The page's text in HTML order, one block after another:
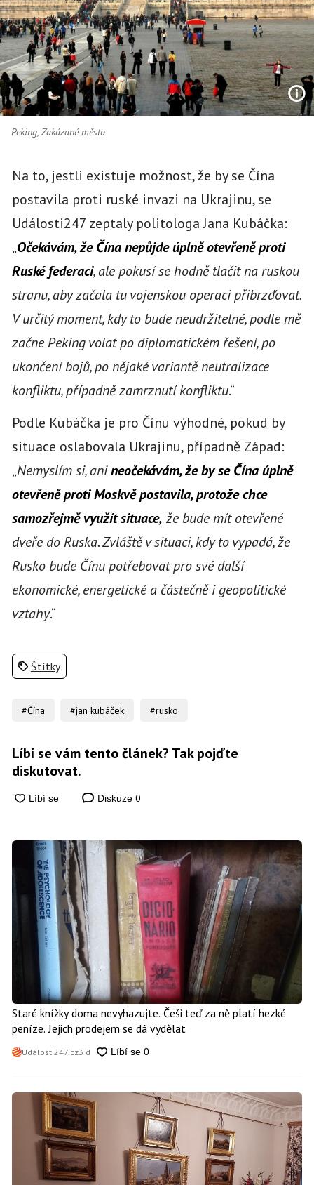
Peking, Zakázané město
Na to, jestli existuje možnost, že by se Čína
postavila proti ruské invazi na Ukrajinu, se
Události247 zeptaly politologa Jana Kubáčka:
„Očekávám, že Čína nepůjde úplně otevřeně proti
Ruské federaci, ale pokusí se hodně tlačit na ruskou
stranu, aby začala tu vojenskou operaci přibrzďovat.
V určitý moment, kdy to bude neudržitelné, podle mě
začne Peking volat po diplomatickém řešení, po
ukončení bojů, po nějaké variantě neutralizace
konfliktu, případně zamrznutí konfliktu.“
Podle Kubáčka je pro Čínu výhodné, pokud by
situace oslabovala Ukrajinu, případně Západ:
„Nemyslím si, anineočekávám, že by se Čína úplně
otevřeně proti Moskvě postavila, protože chce
samozřejmě využít situace, že bude mít otevřené
dveře do Ruska. Zvláště v situaci, kdy to vypadá, že
Rusko bude Čínu potřebovat pro své další
ekonomické, energetické a částečně i geopolitické
vztahy.“
Štítky
#Čína #jan kubáček #rusko
Líbí se vám tento článek? Tak pojďte
diskutovat.
Diskuze 0
Staré knížky doma nevyhazujte. Češi teď za ně platí hezké
peníze. Jejich prodejem se dá vydělat
Události247.cz3 d